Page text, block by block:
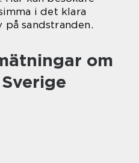
i det klara
sandstranden.
om